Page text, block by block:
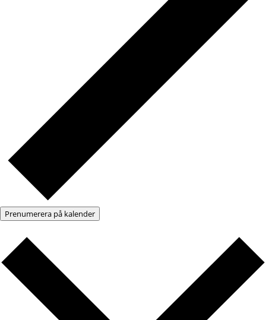
Prenumerera på kalender